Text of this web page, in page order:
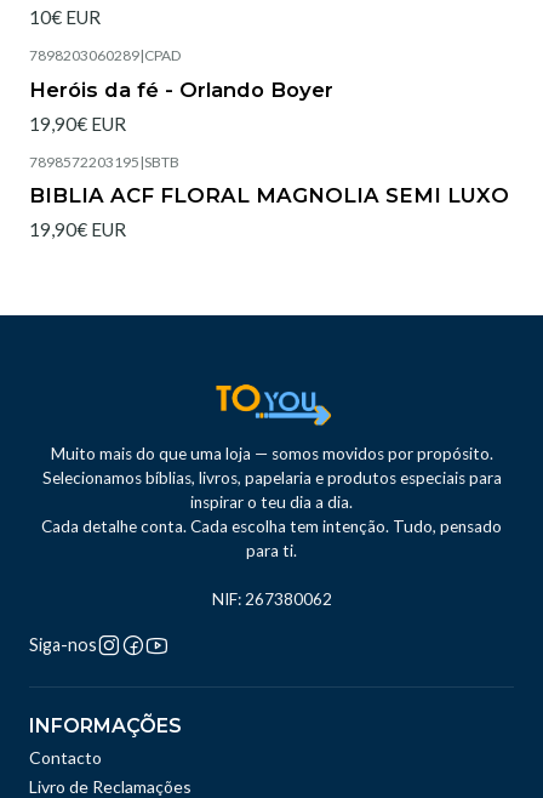
10€ EUR
7898203060289|CPAD
Heróis da fé - Orlando Boyer
19,90€ EUR
7898572203195 |SBTB
BIBLIA ACF FLORAL MAGNOLIA SEMI LUXO
19,90€ EUR
Muito mais do que uma loja — somos movidos por propósito.
Selecionamos bíblias, livros, papelaria e produtos especiais para
inspirar o teu dia a dia.
Cada detalhe conta. Cada escolha tem intenção. Tudo, pensado
para ti.
NIF: 267380062
Siga-nos
INFORMAÇÕES
Contacto
Livro de Reclamações